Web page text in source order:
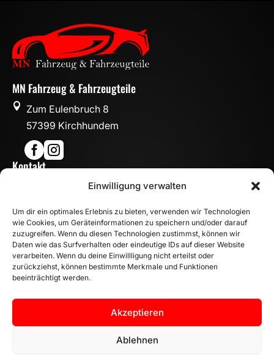
Einwilligung verwalten
Um dir ein optimales Erlebnis zu bieten, verwenden wir Technologien
wie Cookies, um Geräteinformationen zu speichern und/oder darauf
zuzugreifen. Wenn du diesen Technologien zustimmst, können wir
Daten wie das Surfverhalten oder eindeutige IDs auf dieser Website
verarbeiten. Wenn du deine Einwillligung nicht erteilst oder
zurückziehst, können bestimmte Merkmale und Funktionen
beeinträchtigt werden.
Akzeptieren
Ablehnen
MN Fahrzeug & Fahrzeugteile

Zum Eulenbruch 8
57399 Kirchhundem

Kontakt
info@mn-fahrzeugteile.de
 WhatsApp
Öffnungszeiten
 Mo - Fr: 8:00 – 17:00 Uhr
Sa: 10:00 – 14:00 Uhr
INFORMATION
Zahlungsarten
Versandinformationen
Widerrufsbelehrung